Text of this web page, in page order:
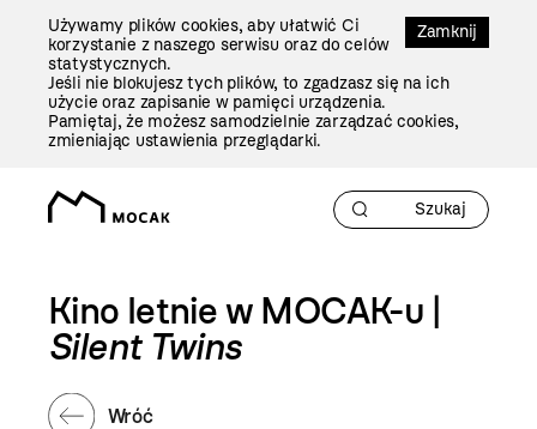
Zamknij
Używamy plików cookies, aby ułatwić Ci
korzystanie z naszego serwisu oraz do celów
statystycznych.
Jeśli nie blokujesz tych plików, to zgadzasz się na ich
użycie oraz zapisanie w pamięci urządzenia.
Pamiętaj, że możesz samodzielnie zarządzać cookies,
zmieniając ustawienia przeglądarki.
Kino letnie w MOCAK-u |
Silent Twins
Wróć